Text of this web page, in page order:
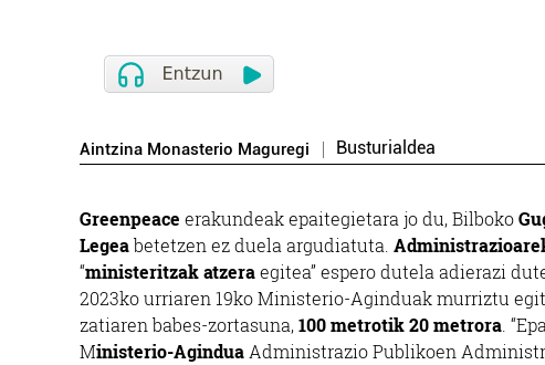
Aintzina Monasterio Maguregi Busturialdea
Greenpeace erakundeak epaitegietara jo du, Bilboko
Legeabetetzen ez duela argudiatuta.
“ministeritzak atzeraegitea” espero dutela adierazi
2023ko urriaren 19ko Ministerio-Aginduak murriztu
zatiaren babes-zortasuna,100 metrotik 20 metrora .
Ministerio-Agindua Administrazio Publikoen